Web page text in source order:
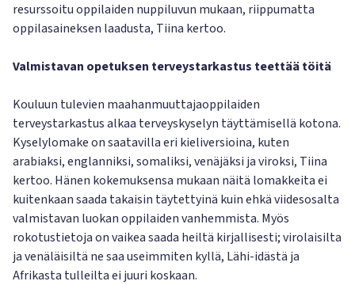
resurssoitu oppilaiden nuppiluvun mukaan, riippumatta
oppilasaineksen laadusta, Tiina kertoo.
Valmistavan opetuksen terveystarkastus teettää töitä
Kouluun tulevien maahanmuuttajaoppilaiden
terveystarkastus alkaa terveyskyselyn täyttämisellä kotona.
Kyselylomake on saatavilla eri kieliversioina, kuten
arabiaksi, englanniksi, somaliksi, venäjäksi ja viroksi, Tiina
kertoo. Hänen kokemuksensa mukaan näitä lomakkeita ei
kuitenkaan saada takaisin täytettyinä kuin ehkä viidesosalta
valmistavan luokan oppilaiden vanhemmista. Myös
rokotustietoja on vaikea saada heiltä kirjallisesti; virolaisilta
ja venäläisiltä ne saa useimmiten kyllä, Lähi-idästä ja
Afrikasta tulleilta ei juuri koskaan.